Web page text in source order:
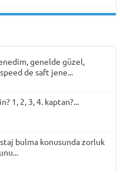
genelde güzel,
de saft jene...
1, 2, 3, 4. kaptan?...
bulma konusunda zorluk